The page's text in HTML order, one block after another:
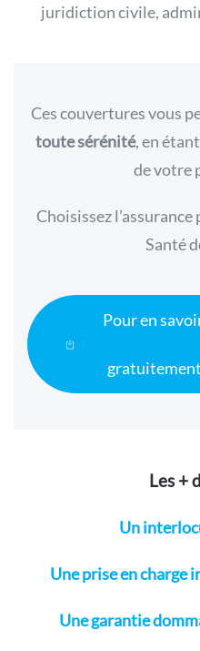
juridiction civile,
Ces couvertures vous
toute sérénité, en
de votre
Choisissez
Santé
Pour en
Les +
Un
Une prise en charge
Une garantie